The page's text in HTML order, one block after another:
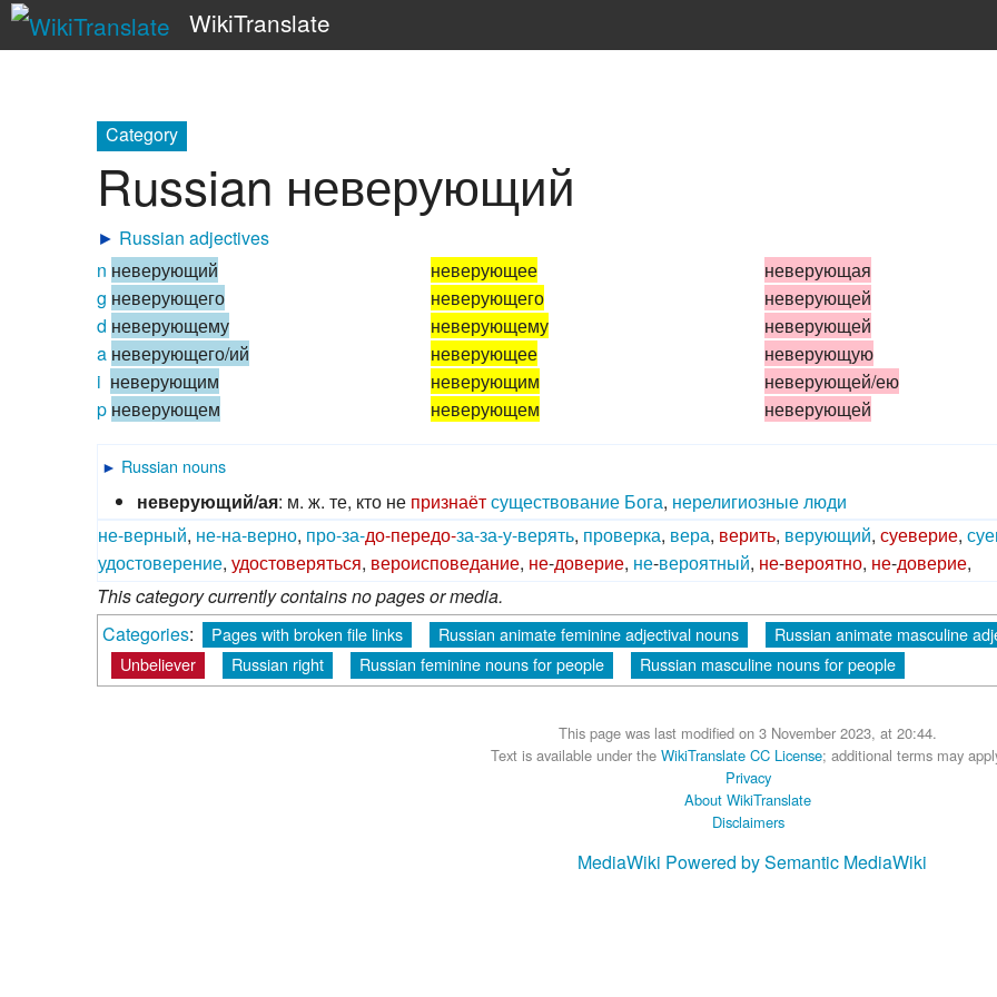
WikiTranslate
Category
Russian неверующий
► Russian adjectives
n неверующий
g неверующего
d неверующему
a неверующего/ий
i неверующим
p неверующем
неверующее
неверующего
неверующему
неверующее
неверующим
неверующем
неверующая
неверующей
неверующей
неверующую
неверующей/ею
неверующей
► Russian nouns
неверующий/ая: м. ж. те, кто не признаётсуществование Бога, нерелигиозные люди
не-верный, не-на-верно, про-за-до-передо-за-за-у-верять, проверка, вера, верить, верующий, суеверие,
удостоверение, удостоверяться, вероисповедание, не-доверие, не-вероятный, не-вероятно, не-доверие,
This category currently contains no pages or media.
Categories: Pages with broken file links Russian animate feminine adjectival nouns Russian animate masculine
Unbeliever
Russian right Russian feminine nouns for people Russian masculine nouns for people
This page was last modified on 3 November 2023, at 20:44.
Text is available under the WikiTranslate CC License; additional terms may
Privacy
About WikiTranslate
Disclaimers
MediaWiki Powered by Semantic MediaWiki